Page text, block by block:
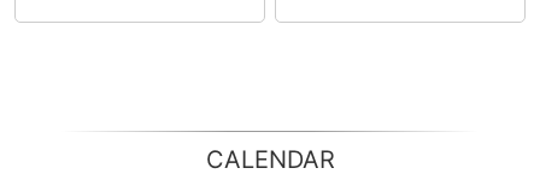
CALENDAR